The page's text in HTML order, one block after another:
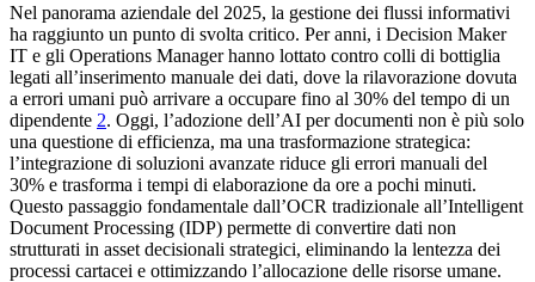
Nel panorama aziendale del 2025, la gestione dei flussi informativi
ha raggiunto un punto di svolta critico. Per anni, i Decision Maker
IT e gli Operations Manager hanno lottato contro colli di bottiglia
legati all’inserimento manuale dei dati, dove la rilavorazione dovuta
a errori umani può arrivare a occupare fino al 30% del tempo di un
dipendente 2. Oggi, l’adozione dell’AI per documenti non è più solo
una questione di efficienza, ma una trasformazione strategica:
l’integrazione di soluzioni avanzate riduce gli errori manuali del
30% e trasforma i tempi di elaborazione da ore a pochi minuti.
Questo passaggio fondamentale dall’OCR tradizionale all’Intelligent
Document Processing (IDP) permette di convertire dati non
strutturati in asset decisionali strategici, eliminando la lentezza dei
processi cartacei e ottimizzando l’allocazione delle risorse umane.